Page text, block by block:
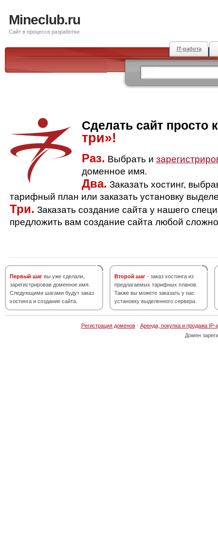
Mineclub.ru
Сайт в процессе разработки
IT-работа
Сделать сайт просто
три»!
Раз. Выбрать и
доменное имя.
Два. Заказать хостинг,
тарифный план или заказать установку
Три. Заказать создание сайта у нашего
предложить вам создание сайта любой
Первый шаг вы уже сделали,
зарегистрировав доменное имя.
Следующими шагами будут заказ
хостинга и создание сайта.
Второй шаг - заказ хостинга из
предлагаемых тарифных планов.
Также вы можете заказать у нас
установку выделенного сервера.
Регистрация доменов· Аренда, покупка и продажа IP-
Домен